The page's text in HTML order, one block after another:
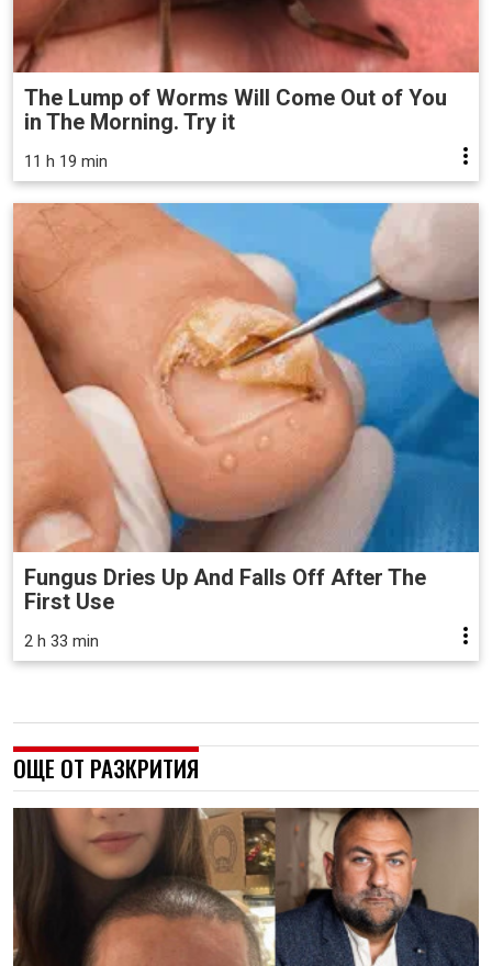
The Lump of Worms Will Come Out of You
in The Morning. Try it
11 h 19 min
Fungus Dries Up And Falls Off After The
First Use
2 h 33 min
ОЩЕ ОТ РАЗКРИТИЯ